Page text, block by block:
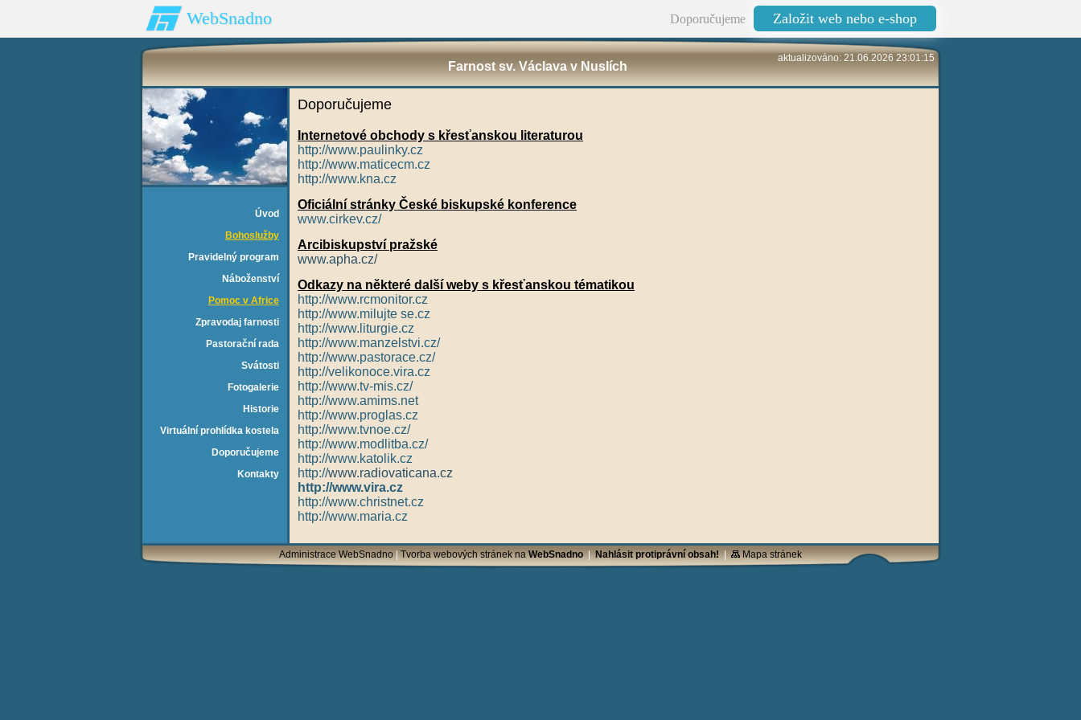
WebSnadno Doporučujeme Založit web nebo e-shop
aktualizováno: 21.06.2026 23:01:15
Farnost sv. Václava v Nuslích
Úvod
Bohoslužby
Pravidelný program
Náboženství
Pomoc v Africe
Zpravodaj farnosti
Pastorační rada
Svátosti
Fotogalerie
Historie
Virtuální prohlídka kostela
Doporučujeme
Kontakty
Doporučujeme
Internetové obchody s křesťanskou literaturou
http://www.paulinky.cz
http://www.maticecm.cz
http://www.kna.cz
Oficiální stránky České biskupské konference
www.cirkev.cz/
Arcibiskupství pražské
www.apha.cz/
Odkazy na některé další weby s křesťanskou tématikou
http://www.rcmonitor.cz
http://www.milujte se.cz
http://www.liturgie.cz
http://www.manzelstvi.cz/
http://www.pastorace.cz/
http://velikonoce.vira.cz
http://www.tv-mis.cz/
http://www.amims.net
http://www.proglas.cz
http://www.tvnoe.cz/
http://www.modlitba.cz/
http://www.katolik.cz
http://www.radiovaticana.cz
http://www.vira.cz
http://www.christnet.cz
http://www.maria.cz
Administrace WebSnadno|Tvorba webových stránek naWebSnadno|Nahlásit protiprávní obsah!| Mapa stránek